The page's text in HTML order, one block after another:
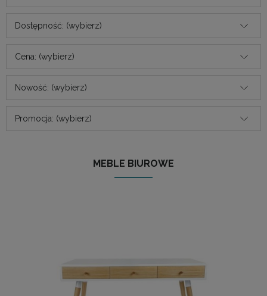
Dostępność: (wybierz)
Cena: (wybierz)
Nowość: (wybierz)
Promocja: (wybierz)
MEBLE BIUROWE